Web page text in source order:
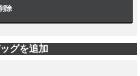
除
グを追加